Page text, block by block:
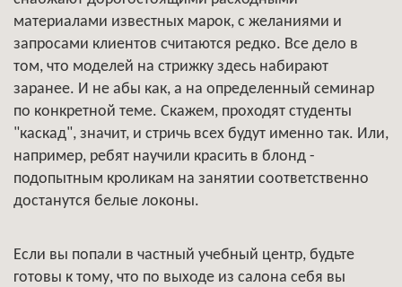
материалами известных марок, с желаниями и
запросами клиентов считаются редко. Все дело в
том, что моделей на стрижку здесь набирают
заранее. И не абы как, а на определенный семинар
по конкретной теме. Скажем, проходят студенты
"каскад", значит, и стричь всех будут именно так. Или,
например, ребят научили красить в блонд -
подопытным кроликам на занятии соответственно
достанутся белые локоны.
Если вы попали в частный учебный центр, будьте
готовы к тому, что по выходе из салона себя вы